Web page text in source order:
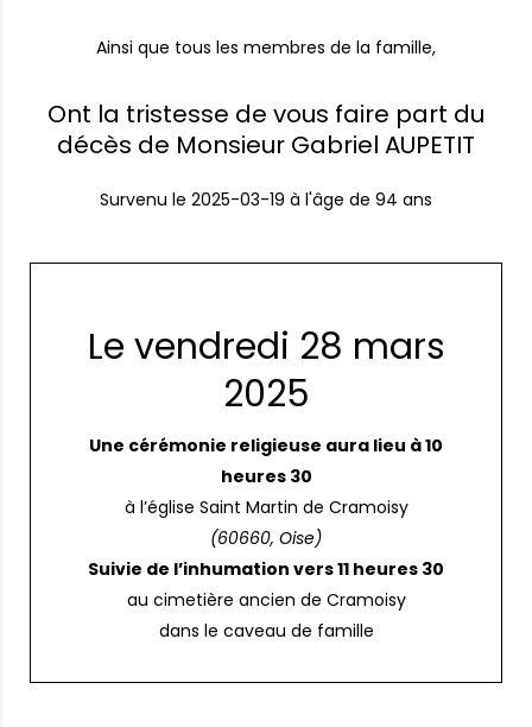
Ainsi que tous les membres de la famille,
Ont la tristesse de vous faire part du
décès de Monsieur Gabriel AUPETIT
Survenu le 2025-03-19 à l'âge de 94 ans
Le vendredi 28 mars
2025
Une cérémonie religieuse aura lieu à 10
heures 30
à l’église Saint Martin de Cramoisy
(60660, Oise)
Suivie de l’inhumation vers 11 heures 30
au cimetière ancien de Cramoisy
dans le caveau de famille